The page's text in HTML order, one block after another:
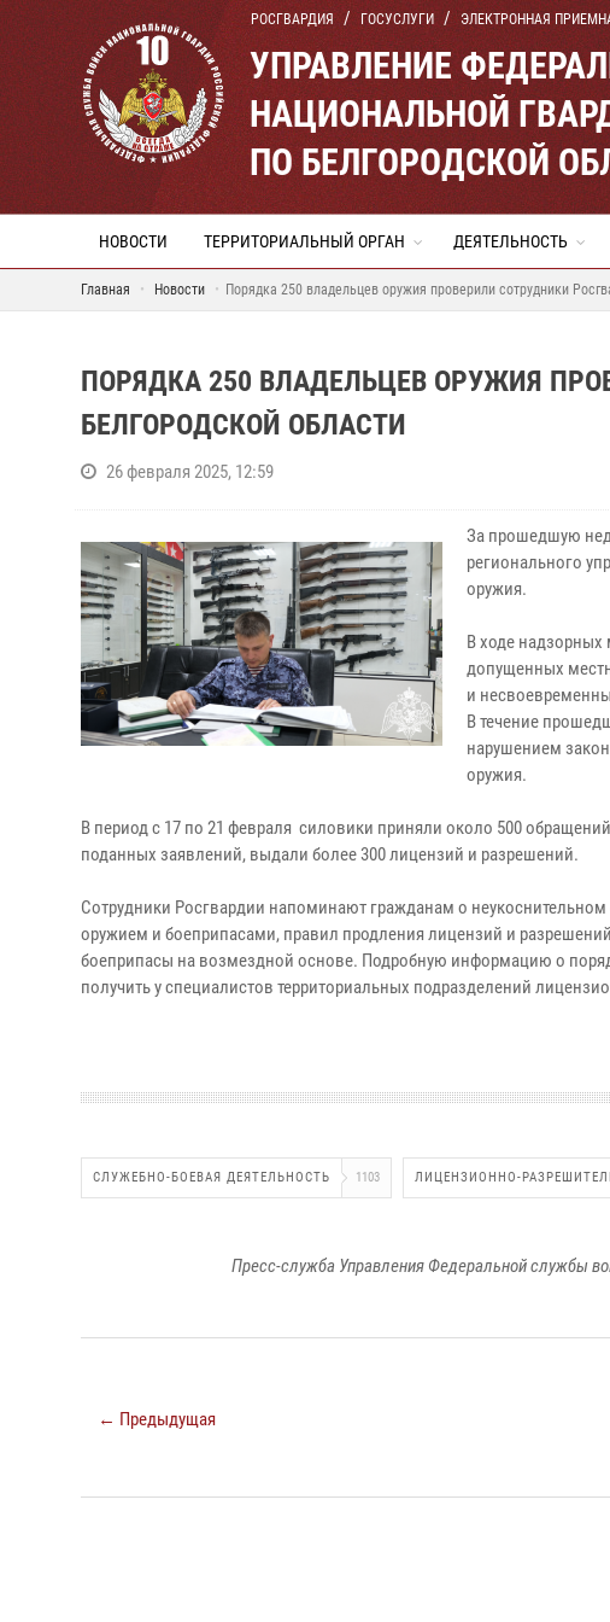
РОСГВАРДИЯ ГОСУСЛУГИ ЭЛЕКТРОННАЯ
УПРАВЛЕНИЕ
НАЦИОНАЛЬНОЙ
ПО БЕЛГОРОДСКОЙ
НОВОСТИ ТЕРРИТОРИАЛЬНЫЙ ОРГАН ДЕЯТЕЛЬНОСТЬ
Главная Новости Порядка 250 владельцев оружия проверили сотрудники
ПОРЯДКА 250 ВЛАДЕЛЬЦЕВ ОРУЖИЯ
БЕЛГОРОДСКОЙ ОБЛАСТИ
26 февраля 2025, 12:59
За прошедшую
регионального
оружия.
В ходе
допущенных
и
В течение
нарушением
оружия.
В период с 17 по 21 февраля силовики приняли около 500
поданных заявлений, выдали более 300 лицензий и разрешений.
Сотрудники Росгвардии напоминают гражданам о
оружием и боеприпасами, правил продления лицензий и
боеприпасы на возмездной основе. Подробную информацию о
получить у специалистов территориальных подразделений
СЛУЖЕБНО-БОЕВАЯ ДЕЯТЕЛЬНОСТЬ 1103 ЛИЦЕНЗИОННО-
Пресс-служба Управления Федеральной службы
← Предыдущая